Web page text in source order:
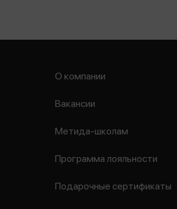
О компании
Вакансии
Метида-школам
Программа лояльности
Подарочные сертификаты